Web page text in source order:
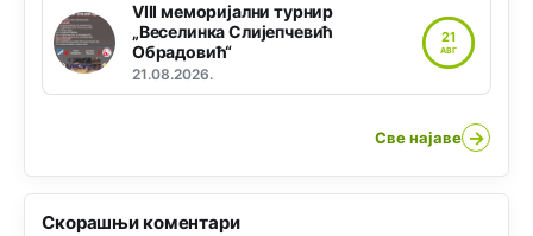
VIII меморијални турнир
„Веселинка Слијепчевић
Обрадовић“
21.08.2026.
21
АВГ
Све најаве →
Скорашњи коментари